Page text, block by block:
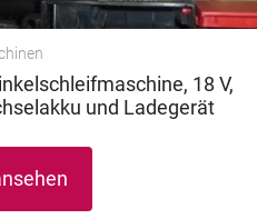
18 V,
und Ladegerät